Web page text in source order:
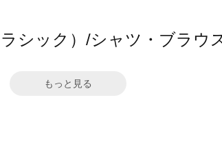
シック）/シャツ・ブラウ
もっと見る